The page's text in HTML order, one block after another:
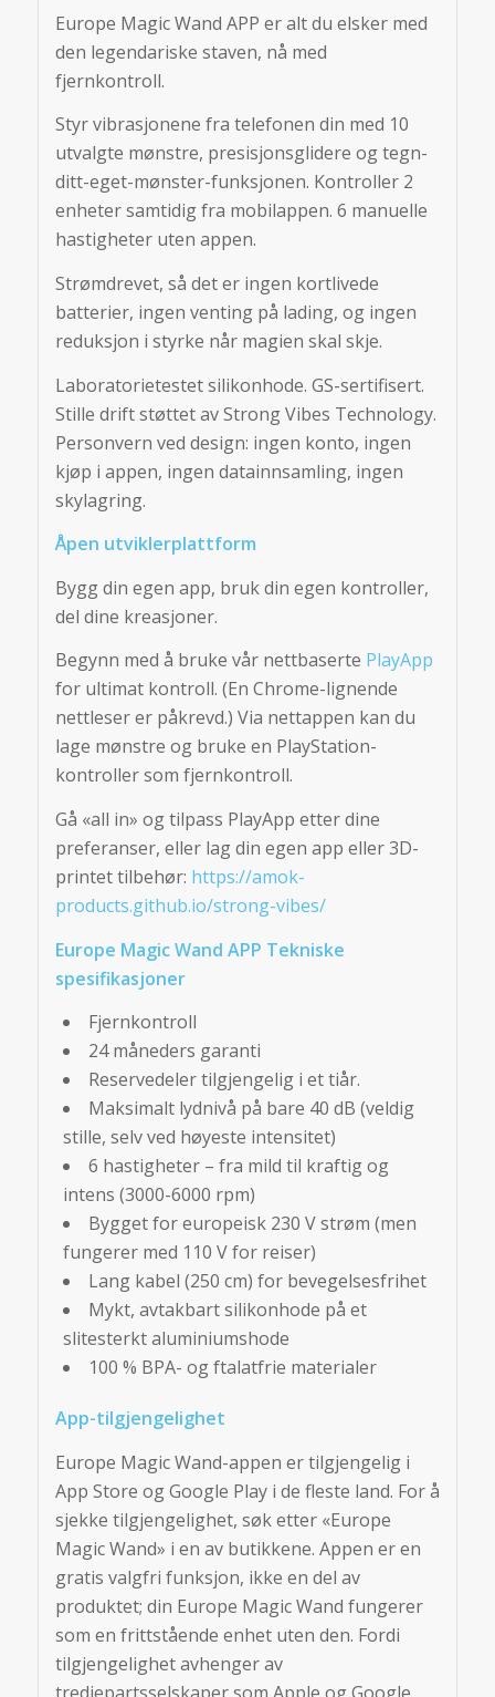
Europe Magic Wand APP er alt du elsker med
den legendariske staven, nå med
fjernkontroll.
Styr vibrasjonene fra telefonen din med 10
utvalgte mønstre, presisjonsglidere og tegn-
ditt-eget-mønster-funksjonen. Kontroller 2
enheter samtidig fra mobilappen. 6 manuelle
hastigheter uten appen.
Strømdrevet, så det er ingen kortlivede
batterier, ingen venting på lading, og ingen
reduksjon i styrke når magien skal skje.
Laboratorietestet silikonhode. GS-sertifisert.
Stille drift støttet av Strong Vibes Technology.
Personvern ved design: ingen konto, ingen
kjøp i appen, ingen datainnsamling, ingen
skylagring.
Åpen utviklerplattform
Bygg din egen app, bruk din egen kontroller,
del dine kreasjoner.
Begynn med å bruke vår nettbaserte PlayApp
for ultimat kontroll. (En Chrome-lignende
nettleser er påkrevd.) Via nettappen kan du
lage mønstre og bruke en PlayStation-
kontroller som fjernkontroll.
Gå «all in» og tilpass PlayApp etter dine
preferanser, eller lag din egen app eller 3D-
printet tilbehør: https://amok-
products.github.io/strong-vibes/
Europe Magic Wand APP Tekniske
spesifikasjoner
Fjernkontroll
24 måneders garanti
Reservedeler tilgjengelig i et tiår.
Maksimalt lydnivå på bare 40 dB (veldig
stille, selv ved høyeste intensitet)
6 hastigheter – fra mild til kraftig og
intens (3000-6000 rpm)
Bygget for europeisk 230 V strøm (men
fungerer med 110 V for reiser)
Lang kabel (250 cm) for bevegelsesfrihet
Mykt, avtakbart silikonhode på et
slitesterkt aluminiumshode
100 % BPA- og ftalatfrie materialer
App-tilgjengelighet
Europe Magic Wand-appen er tilgjengelig i
App Store og Google Play i de fleste land. For å
sjekke tilgjengelighet, søk etter «Europe
Magic Wand» i en av butikkene. Appen er en
gratis valgfri funksjon, ikke en del av
produktet; din Europe Magic Wand fungerer
som en frittstående enhet uten den. Fordi
tilgjengelighet avhenger av